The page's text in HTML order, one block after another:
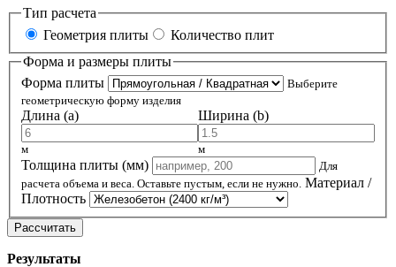
Тип расчета
Геометрия плиты
Количество плит
Форма и размеры плиты
Форма плиты
Выберите
геометрическую форму изделия
Длина (a)
м
Ширина (b)
м
Толщина плиты (мм)
Для
расчета объема и веса. Оставьте пустым, если не нужно. Материал /
Плотность
Рассчитать
Результаты